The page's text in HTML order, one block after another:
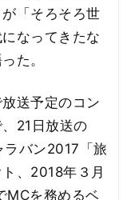
「そろそろ世
なってきたな
た。
送予定のコン
21日放送の
ラバン2017「旅
、2018年３月
MCを務めるベ